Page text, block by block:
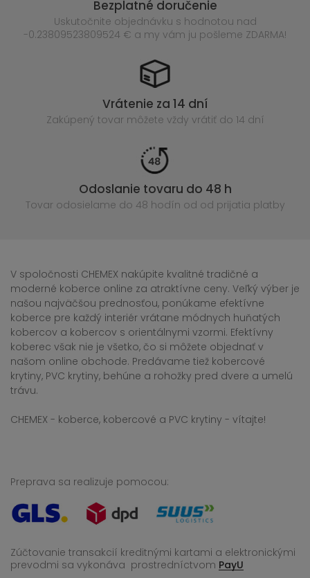
Bezplatné doručenie
Uskutočnite objednávku s hodnotou nad
-0.23809523809524 € a my vám ju pošleme ZDARMA!
Vrátenie za 14 dní
Zakúpený tovar môžete vždy vrátiť do 14 dní
Odoslanie tovaru do 48 h
Tovar odosielame do 48 hodín od od prijatia platby
V spoločnosti CHEMEX nakúpite kvalitné tradičné a
moderné koberce online za atraktívne ceny. Veľký výber je
našou najväčšou prednosťou, ponúkame efektívne
koberce pre každý interiér vrátane módnych huňatých
kobercov a kobercov s orientálnymi vzormi. Efektívny
koberec však nie je všetko, čo si môžete objednať v
našom online obchode. Predávame tiež kobercové
krytiny, PVC krytiny, behúne a rohožky pred dvere a umelú
trávu.
CHEMEX - koberce, kobercové a PVC krytiny - vítajte!
Preprava sa realizuje pomocou:
Zúčtovanie transakcií kreditnými kartami a elektronickými
prevodmi sa vykonáva prostredníctvom PayU